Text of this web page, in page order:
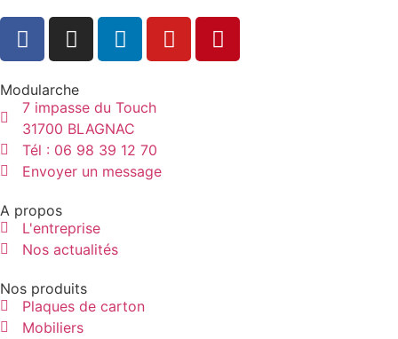
Modularche
7 impasse du Touch
31700 BLAGNAC
Tél : 06 98 39 12 70
Envoyer un message
A propos
L'entreprise
Nos actualités
Nos produits
Plaques de carton
Mobiliers